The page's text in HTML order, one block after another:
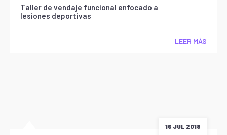
Taller de vendaje funcional enfocado a
lesiones deportivas
LEER MÁS
16 JUL 2018